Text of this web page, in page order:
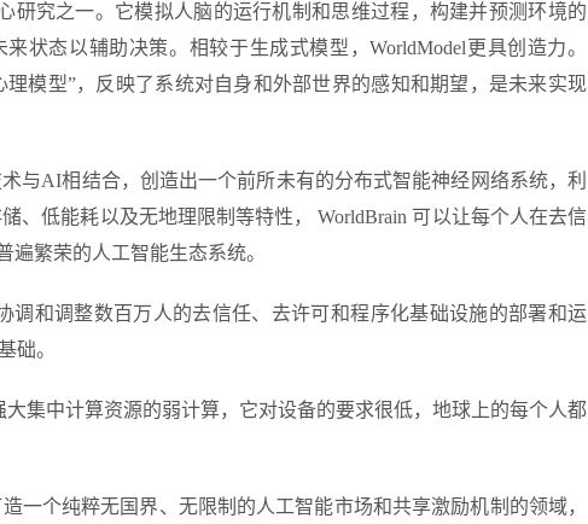
研究之一。它模拟人脑的运行机制和思维过程，构建并预测环境的
状态以辅助决策。相较于生成式模型，WorldModel更具创造力。
理模型”，反映了系统对自身和外部世界的感知和期望，是未来实现
与AI相结合，创造出一个前所未有的分布式智能神经网络系统，利
、低能耗以及无地理限制等特性， WorldBrain 可以让每个人在去信
繁荣的人工智能生态系统。
调和调整数百万人的去信任、去许可和程序化基础设施的部署和运
础。
大集中计算资源的弱计算，它对设备的要求很低，地球上的每个人都
一个纯粹无国界、无限制的人工智能市场和共享激励机制的领域，